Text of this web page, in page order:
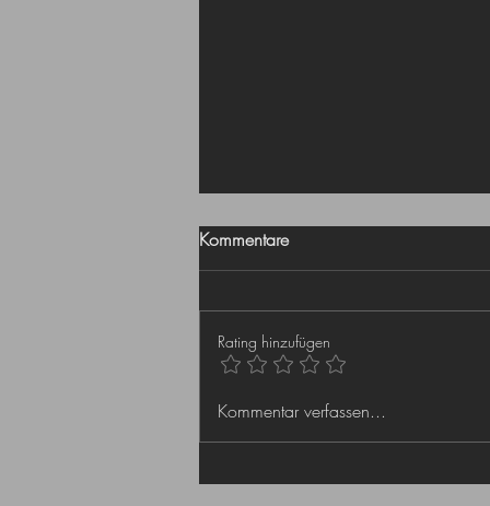
Kommentare
Rating hinzufügen
Kommentar verfassen...